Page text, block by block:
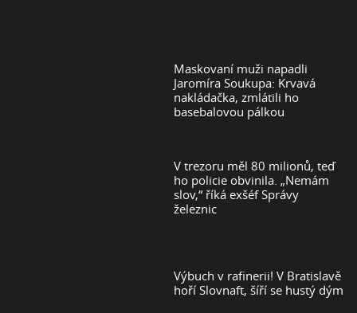
Maskovaní muži napadli
Jaromíra Soukupa: Krvavá
nakládačka, zmlátili ho
basebalovou pálkou
V trezoru měl 80 milionů, teď
ho policie obvinila. „Nemám
slov,“ říká exšéf Správy
železnic
Výbuch v rafinerii! V Bratislavě
hoří Slovnaft, šíří se hustý dým